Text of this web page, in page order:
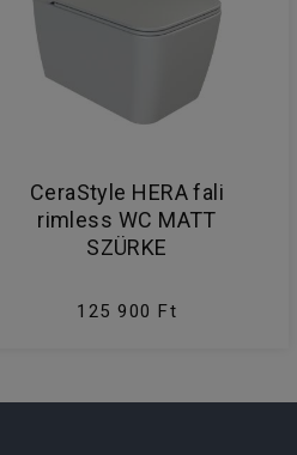
CeraStyle HERA fali
rimless WC MATT
SZÜRKE
125 900 Ft